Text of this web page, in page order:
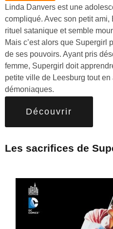
Linda Danvers est une
compliqué. Avec son petit
rituel satanique et semble
Mais c’est alors que Supergirl
de ses pouvoirs. Ayant pris
femme, Supergirl doit
petite ville de Leesburg tout en
démoniaques.
Découvrir
Les sacrifices de